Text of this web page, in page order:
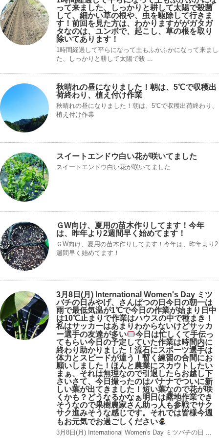
って来ました、しっかりと耕して太陽で殺菌
して、細かい草の根や、虫を駆除して行きま
す！前回を見た方は、わかりますががガタガ
タなのは、ユンボで、起こし、草の根を取り
除いてあります！
1時間経過して平らになって土もふかふかになって来まし
た、しっかりと耕して太陽で殺 ...
秋晴れの昼になりました！朝は、5℃で収穫出
荷終わり、植え付け作業
秋晴れの昼になりました！朝は、5℃で収穫出荷終わり、
植え付け作業
スイートエンドウ白い花が咲いてました
スイートエンドウ白い花が咲いてました
ＧW向け、夏用の苗木作りしてます！今年
は、昨年より2週間早く始めてます！
ＧW向け、夏用の苗木作りしてます！今年は、昨年より2
週間早く始めてます！
3月8日(月) International Women's Day ミツ
バチの日みやげ、さんぱつの日今日の朝一は
雨で最低気温が1℃で今日の作業が始まり日中
は10℃止まりで作業はハウスの中で種まき！
私はサッカーはあまりわからないけどサッカ
ー選手の友達が多い
今日は忙しくて手伝っ
てもらい今日の予定していた作業は時間内に
終わり助かりました！流石にスポーツ選手は
体力とスピードが違う！暫く練習の合間にお
願いしました！ほんと農業にスカウトしたい
まぁ、それは無理なので引退したらお越し下
さいさて、今日撮ったのはバナナでついに新
しい葉が出てきました！短い葉なので花が咲
くかも？どうなるかなぁ明日は露地作業でき
そうなので果樹農家さん助っ人も参戦でサク
サク進みそうな感じです。それでは皆様今週
もお元気でお過ごしください
3月8日(月) International Women's Day ミツバチの日 ...